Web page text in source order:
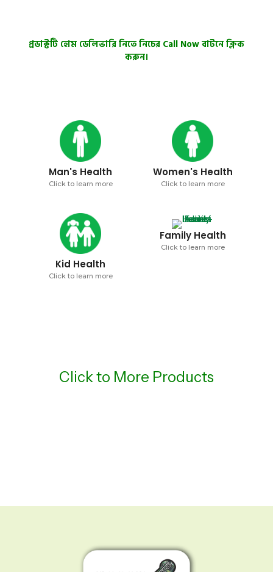
প্রডাক্টটি হোম ডেলিভারি নিতে নিচের Call Now বাটনে ক্লিক
করুন।
Man's Health
Click to learn more
Women's Health
Click to learn more
Kid Health
Click to learn more
Family Health
Click to learn more
Click to More Products